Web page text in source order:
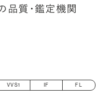
品質・鑑定機関
VVS1 IF FL